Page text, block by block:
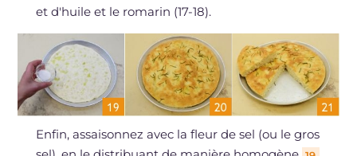
et d'huile et le romarin (17-18).
Enfin, assaisonnez avec la fleur de sel (ou le gros